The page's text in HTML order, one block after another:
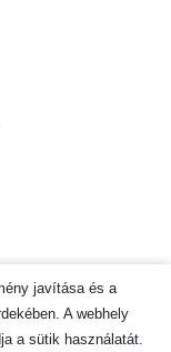
javítása és a
A webhely
a sütik használatát.